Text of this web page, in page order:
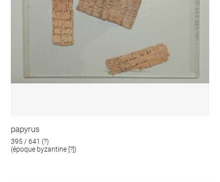
papyrus
395 / 641 (?)
(époque byzantine [?])